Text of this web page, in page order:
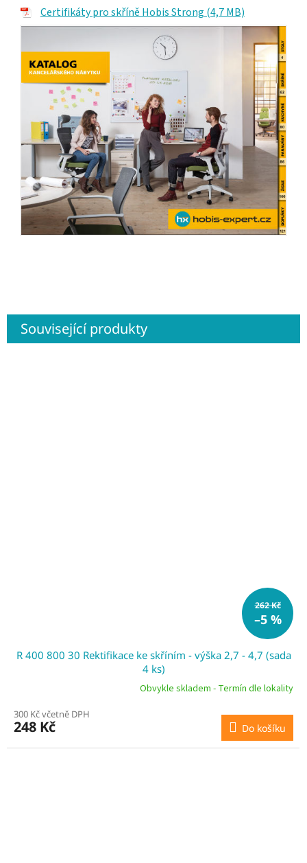
Související produkty
262 Kč
–5 %
R 400 800 30 Rektifikace ke skříním - výška 2,7 - 4,7 (sada
4 ks)
Obvykle skladem - Termín dle lokality
300 Kč včetně DPH
248 Kč Do košíku
Certifikáty pro skříně Hobis Strong (4,7 MB)